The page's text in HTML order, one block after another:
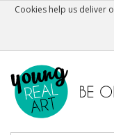
Cookies help us deliver